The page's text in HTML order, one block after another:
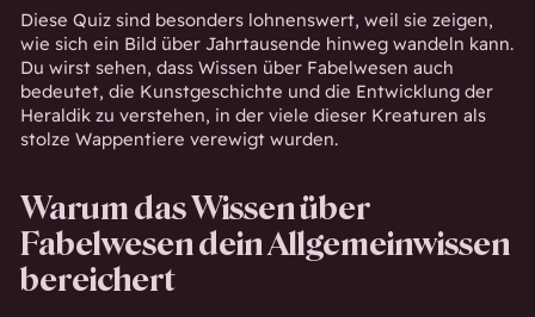
Diese Quiz sind besonders lohnenswert, weil sie zeigen,
wie sich ein Bild über Jahrtausende hinweg wandeln kann.
Du wirst sehen, dass Wissen über Fabelwesen auch
bedeutet, die Kunstgeschichte und die Entwicklung der
Heraldik zu verstehen, in der viele dieser Kreaturen als
stolze Wappentiere verewigt wurden.
Warum das Wissen über
Fabelwesen dein Allgemeinwissen
bereichert